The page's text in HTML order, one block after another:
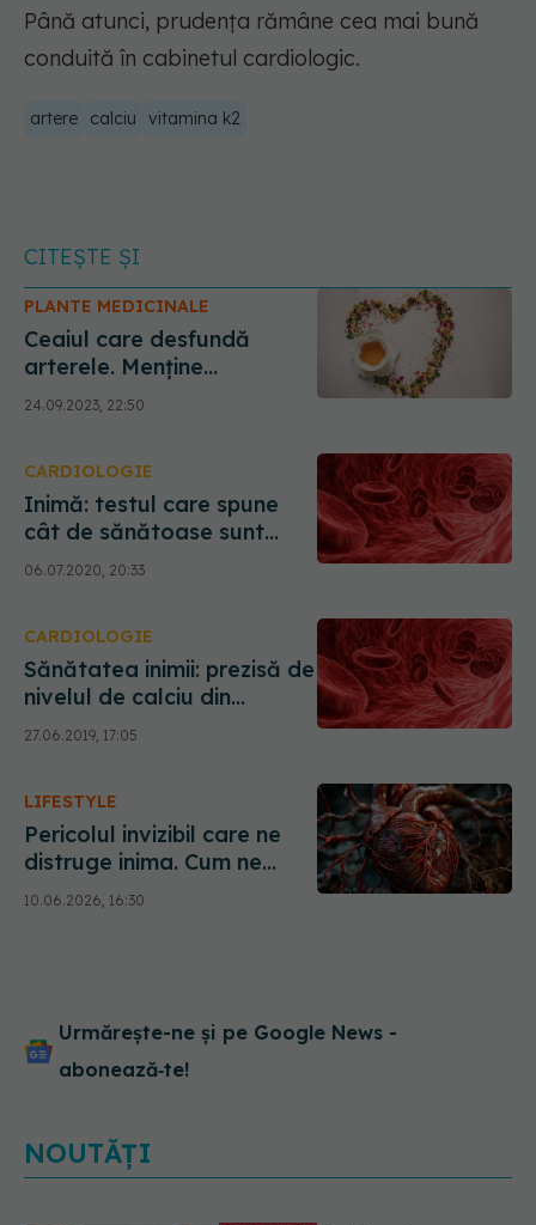
Până atunci, prudența rămâne cea mai bună
conduită în cabinetul cardiologic.
artere calciu vitamina k2
CITEȘTE ȘI
PLANTE MEDICINALE
Ceaiul care desfundă
arterele. Menține
sănătatea inimii și previne
accidentul vascular
24.09.2023, 22:50
CARDIOLOGIE
Inimă: testul care spune
cât de sănătoase sunt
arterele tale
06.07.2020, 20:33
CARDIOLOGIE
Sănătatea inimii: prezisă de
nivelul de calciu din
arterele coronare
27.06.2019, 17:05
LIFESTYLE
Pericolul invizibil care ne
distruge inima. Cum ne
blochează poluarea
arterele fără să știm
10.06.2026, 16:30
Urmărește-ne și pe Google News -
abonează‑te!
NOUTĂȚI